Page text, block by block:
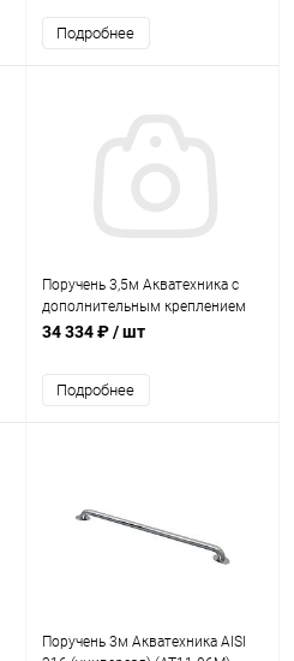
Подробнее
Поручень 3,5м Акватехника с
дополнительным креплением
(универсал) AISI 316 (AT11.07M)
34 334 ₽/ шт
Подробнее
Поручень 3м Акватехника AISI